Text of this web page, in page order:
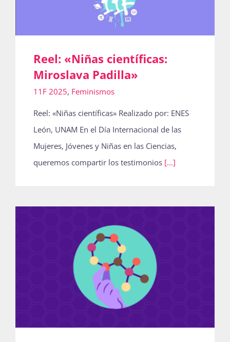
Reel: «Niñas científicas:
Miroslava Padilla»
11F 2025, Feminismos
Reel: «Niñas científicas» Realizado por: ENES
León, UNAM En el Día Internacional de las
Mujeres, Jóvenes y Niñas en las Ciencias,
queremos compartir los testimonios [...]